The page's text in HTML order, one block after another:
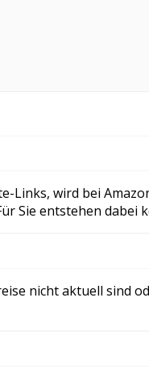
wird bei
Sie entstehen dabei
nicht aktuell sind